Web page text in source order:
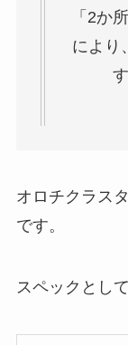
「2か
により
オロチクラス
です。
スペックとし